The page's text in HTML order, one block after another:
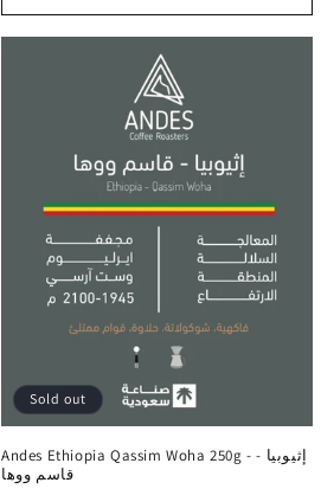
Sold out
Andes Ethiopia Qassim Woha 250g - إثيوبيا -
قاسم ووها